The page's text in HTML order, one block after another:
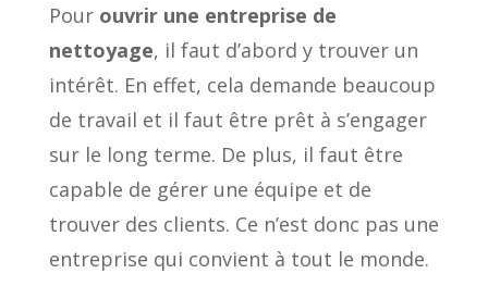
Pour ouvrir une entreprise de
nettoyage, il faut d’abord y trouver un
intérêt. En effet, cela demande beaucoup
de travail et il faut être prêt à s’engager
sur le long terme. De plus, il faut être
capable de gérer une équipe et de
trouver des clients. Ce n’est donc pas une
entreprise qui convient à tout le monde.